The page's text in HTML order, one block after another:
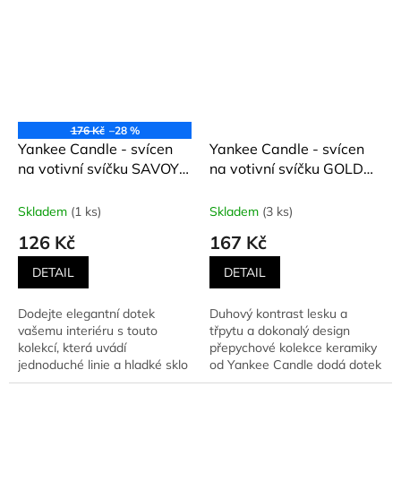
176 Kč –28 %
Yankee Candle - svícen
na votivní svíčku SAVOY
Skladem (1 ks)
126 Kč
DETAIL
Dodejte elegantní dotek
vašemu interiéru s touto
kolekcí, která uvádí
jednoduché linie a hladké sklo
s modravým či perleťovým
Yankee Candle - svícen
na votivní svíčku GOLD
Skladem (3 ks)
167 Kč
DETAIL
Duhový kontrast lesku a
třpytu a dokonalý design
přepychové kolekce keramiky
od Yankee Candle dodá dotek
luxusu každému interiéru.